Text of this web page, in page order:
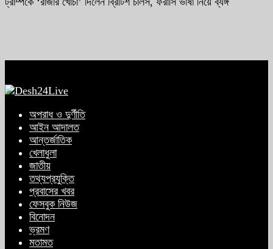
অপরাধ ও দুর্ণীতি
আইন আদালত
আন্তর্জাতিক
খেলাধুলা
জাতীয়
তথ্যপ্রযুক্তি
প্রবাসের খবর
ফেসবুক নিউজ
বিনোদন
ভ্রমণ
মতামত